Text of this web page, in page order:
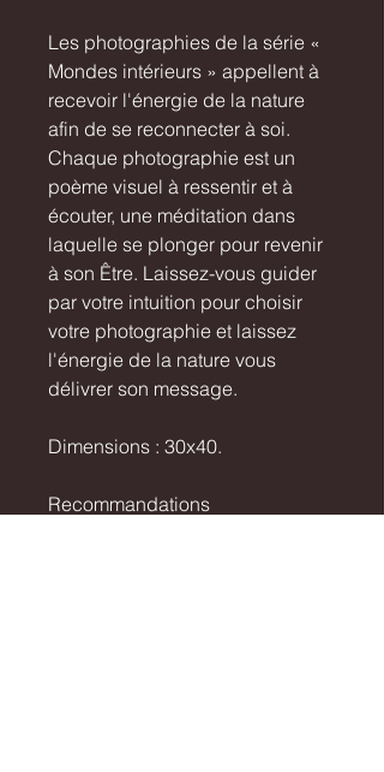
Les photographies de la série «
Mondes intérieurs » appellent à
recevoir l'énergie de la nature
afin de se reconnecter à soi.
Chaque photographie est un
poème visuel à ressentir et à
écouter, une méditation dans
laquelle se plonger pour revenir
à son Être. Laissez-vous guider
par votre intuition pour choisir
votre photographie et laissez
l'énergie de la nature vous
délivrer son message.
Dimensions : 30x40.
Recommandations